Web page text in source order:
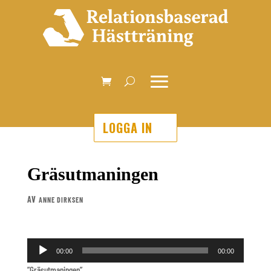
LOGGA IN
Gräsutmaningen
AV ANNE DIRKSEN
Ljudspelare
00:00 00:00